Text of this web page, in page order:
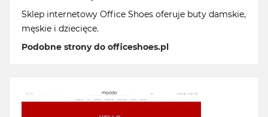
Sklep internetowy Office Shoes oferuje buty damskie,
męskie i dziecięce.
Podobne strony do officeshoes.pl